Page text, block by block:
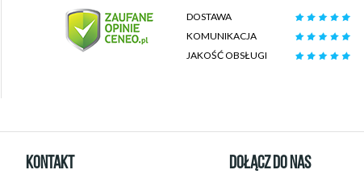
DOSTAWA
KOMUNIKACJA
JAKOŚĆ OBSŁUGI
KONTAKT DOŁĄCZ DO NAS